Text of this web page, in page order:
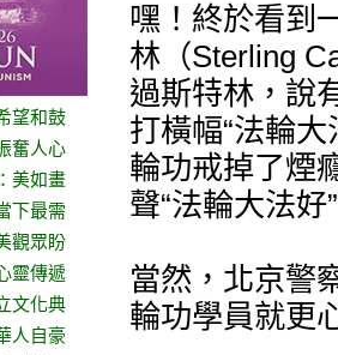
望和鼓
奮人心
美如畫
下最需
觀眾盼
靈傳遞
文化典
人自豪
嘿！終於看到
林（Sterling
過斯特林，說
打橫幅“法輪
輪功戒掉了煙
聲“法輪大法
當然，北京警
輪功學員就更